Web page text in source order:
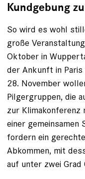
Kundgebung
So wird es wohl
große
Oktober in
der Ankunft in
28. November
Pilgergruppen, die
zur Klimakonferenz
einer
fordern ein
Abkommen, mit
auf unter zwei